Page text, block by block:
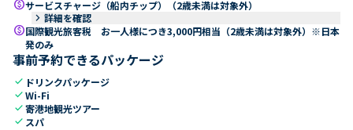
paidサービスチャージ（船内チップ）（2歳未満は対象外）
keyboard_arrow_right 詳細を確認
paid国際観光旅客税 お一人様につき3,000円相当（2歳未満は対象外）※日本
発のみ
事前予約できるパッケージ
check ドリンクパッケージ
checkWi-Fi
check寄港地観光ツアー
check スパ